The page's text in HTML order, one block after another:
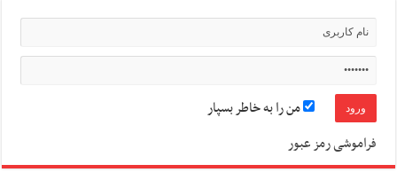
من را به خاطر بسپار
فراموشی رمز عبور